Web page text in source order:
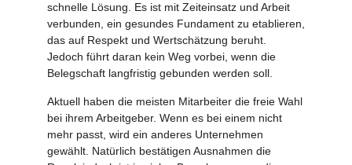
schnelle Lösung. Es ist mit Zeiteinsatz und Arbeit
verbunden, ein gesundes Fundament zu etablieren,
das auf Respekt und Wertschätzung beruht.
Jedoch führt daran kein Weg vorbei, wenn die
Belegschaft langfristig gebunden werden soll.
Aktuell haben die meisten Mitarbeiter die freie Wahl
bei ihrem Arbeitgeber. Wenn es bei einem nicht
mehr passt, wird ein anderes Unternehmen
gewählt. Natürlich bestätigen Ausnahmen die